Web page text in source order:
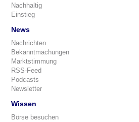
Nachhaltig
Einstieg
News
Nachrichten
Bekanntmachungen
Marktstimmung
RSS-Feed
Podcasts
Newsletter
Wissen
Börse besuchen